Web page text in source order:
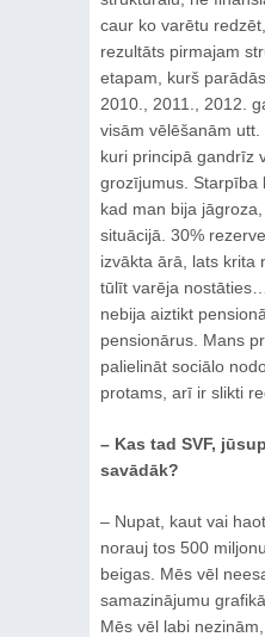
caur ko varētu
rezultāts pirmajam
etapam, kurš
2010., 2011., 2012.
visām vēlēšanām
kuri principā gandrīz
grozījumus. Starpība
kad man bija
situācijā. 30%
izvākta ārā, lats krita
tūlīt varēja
nebija aiztikt
pensionārus. Mans
palielināt sociālo
protams, arī ir slikti
– Kas tad SVF,
savādāk?
– Nupat, kaut vai
norauj tos 500
beigas. Mēs vēl
samazinājumu
Mēs vēl labi